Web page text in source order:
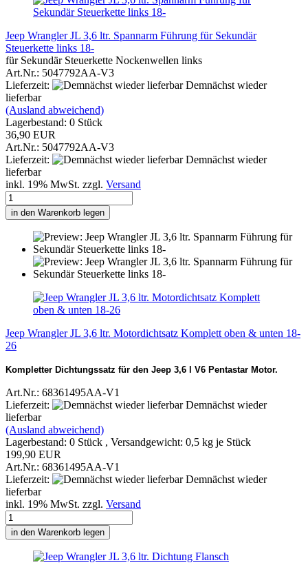
Jeep Wrangler JL 3,6 ltr. Spannarm Führung für Sekundär
Steuerkette links 18-
für Sekundär Steuerkette Nockenwellen links
Art.Nr.: 5047792AA-V3
Lieferzeit:
Demnächst wieder
lieferbar
(Ausland abweichend)
Lagerbestand: 0 Stück
36,90 EUR
Art.Nr.: 5047792AA-V3
Lieferzeit:
Demnächst wieder
lieferbar
inkl. 19% MwSt. zzgl. Versand
in den Warenkorb legen
Jeep Wrangler JL 3,6 ltr. Motordichtsatz Komplett oben & unten 18-
26
Kompletter Dichtungssatz für den Jeep 3,6 l V6 Pentastar Motor.
Art.Nr.: 68361495AA-V1
Lieferzeit:
Demnächst wieder
lieferbar
(Ausland abweichend)
Lagerbestand: 0 Stück , Versandgewicht: 0,5 kg je Stück
199,90 EUR
Art.Nr.: 68361495AA-V1
Lieferzeit:
Demnächst wieder
lieferbar
inkl. 19% MwSt. zzgl. Versand
in den Warenkorb legen